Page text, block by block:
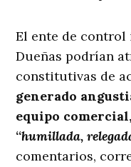
El ente de control
Dueñas podrían
constitutivas de
generado
equipo
“humillada,
comentarios,